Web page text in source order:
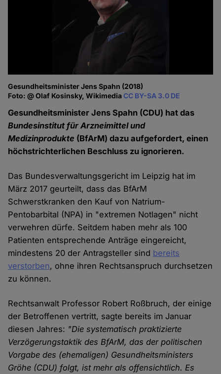
Gesundheitsminister Jens Spahn (2018)
Foto: @ Olaf Kosinsky, WikimediaCC BY-SA 3.0 DE
Gesundheitsminister Jens Spahn (CDU) hat das
Bundesinstitut für Arzneimittel und
Medizinprodukte (BfArM) dazu aufgefordert, einen
höchstrichterlichen Beschluss zu ignorieren.
Das Bundesverwaltungsgericht im Leipzig hat im
März 2017 geurteilt, dass das BfArM
Schwerstkranken den Kauf von Natrium-
Pentobarbital (NPA) in "extremen Notlagen" nicht
verwehren dürfe. Seitdem haben mehr als 100
Patienten entsprechende Anträge eingereicht,
mindestens 20 der Antragsteller sind bereits
verstorben, ohne ihren Rechtsanspruch durchsetzen
zu können.
Rechtsanwalt Professor Robert Roßbruch, der einige
der Betroffenen vertritt, sagte bereits im Januar
diesen Jahres: "Die systematisch praktizierte
Verzögerungstaktik des BfArM, das der politischen
Vorgabe des (ehemaligen) Gesundheitsministers
Gröhe (CDU) folgt, ist mehr als offensichtlich. Es